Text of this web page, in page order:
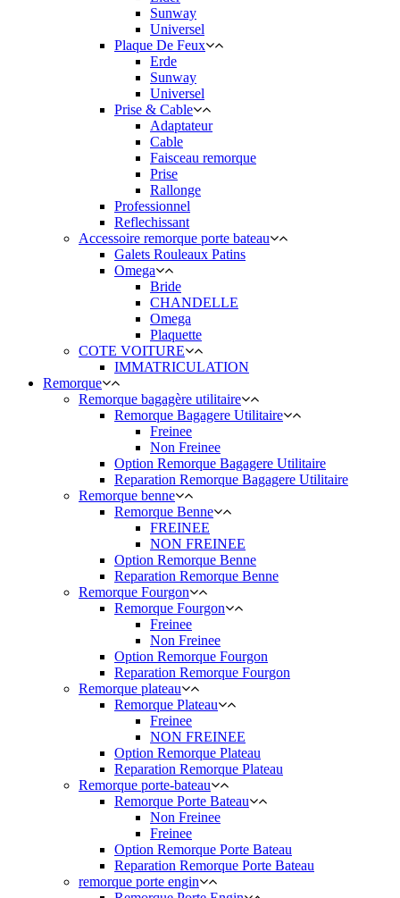
Sunway
Universel
Plaque De Feux
Erde
Sunway
Universel
Prise & Cable
Adaptateur
Cable
Faisceau remorque
Prise
Rallonge
Professionnel
Reflechissant
Accessoire remorque porte bateau
Galets Rouleaux Patins
Omega
Bride
CHANDELLE
Omega
Plaquette
COTE VOITURE
IMMATRICULATION
Remorque
Remorque bagagère utilitaire
Remorque Bagagere Utilitaire
Freinee
Non Freinee
Option Remorque Bagagere Utilitaire
Reparation Remorque Bagagere Utilitaire
Remorque benne
Remorque Benne
FREINEE
NON FREINEE
Option Remorque Benne
Reparation Remorque Benne
Remorque Fourgon
Remorque Fourgon
Freinee
Non Freinee
Option Remorque Fourgon
Reparation Remorque Fourgon
Remorque plateau
Remorque Plateau
Freinee
NON FREINEE
Option Remorque Plateau
Reparation Remorque Plateau
Remorque porte-bateau
Remorque Porte Bateau
Non Freinee
Freinee
Option Remorque Porte Bateau
Reparation Remorque Porte Bateau
remorque porte engin